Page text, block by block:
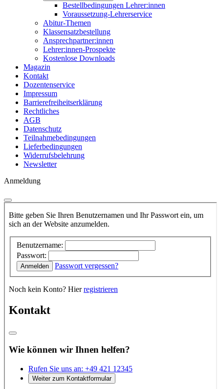
Bestellbedingungen Lehrer:innen
Voraussetzung-Lehrerservice
Abitur-Themen
Klassensatzbestellung
Ansprechpartner:innen
Lehrer:innen-Prospekte
Kostenlose Downloads
Magazin
Kontakt
Dozentenservice
Impressum
Barrierefreiheitserklärung
Rechtliches
AGB
Datenschutz
Teilnahmebedingungen
Lieferbedingungen
Widerrufsbelehrung
Newsletter
Anmeldung